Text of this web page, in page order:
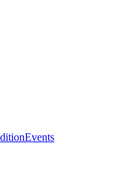
Events